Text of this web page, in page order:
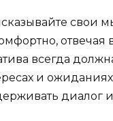
свои
отвечая
всегда
и ожиданиях
диалог